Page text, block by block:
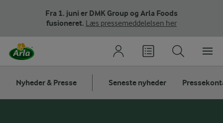
Fra 1. juni er DMK Group og Arla Foods
fusioneret. Læs pressemeddelelsen her
Nyheder & Presse Seneste nyheder